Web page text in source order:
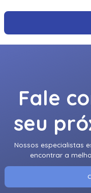
Fale
seu
Nossos especialistas
encontrar a